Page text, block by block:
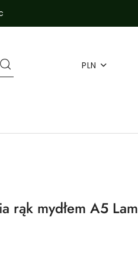
PLN
rąk mydłem A5 Lam